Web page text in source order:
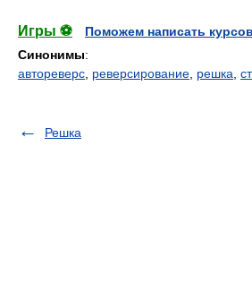
Игры ⚽
Поможем написать
Синонимы:
автореверс реверсирование решка
Решка